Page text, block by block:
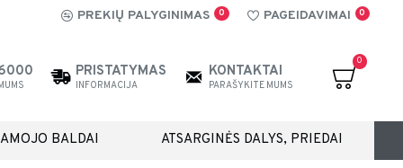
PREKIŲ PALYGINIMAS 0 PAGEIDAVIMAI 0
PRISTATYMAS
INFORMACIJA
KONTAKTAI
PARAŠYKITE MUMS
0
BALDAI ATSARGINĖS DALYS, PRIEDAI